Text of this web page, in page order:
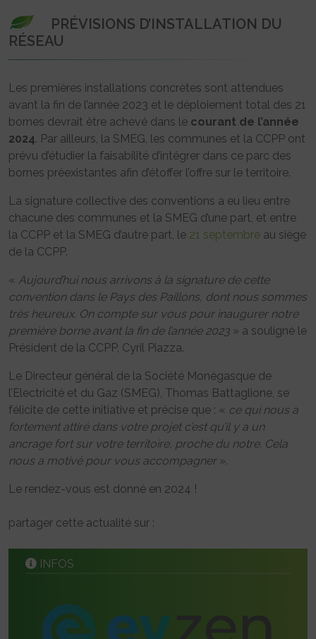
PRÉVISIONS D’INSTALLATION DU
RÉSEAU
Les premières installations concrètes sont attendues
avant la fin de l’année 2023 et le déploiement total des 21
bornes devrait être achevé dans le courant de l’année
2024. Par ailleurs, la SMEG, les communes et la CCPP ont
prévu d’étudier la faisabilité d’intégrer dans ce parc des
bornes préexistantes afin d’étoffer l’offre sur le territoire.
La signature collective des conventions a eu lieu entre
chacune des communes et la SMEG d’une part, et entre
la CCPP et la SMEG d’autre part, le 21 septembre au siège
de la CCPP.
« Aujourd’hui nous arrivons à la signature de cette
convention dans le Pays des Paillons, dont nous sommes
très heureux. On compte sur vous pour inaugurer notre
première borne avant la fin de l’année 2023 » a souligné le
Président de la CCPP, Cyril Piazza.
Le Directeur général de la Société Monégasque de
l’Electricité et du Gaz (SMEG), Thomas Battaglione, se
félicite de cette initiative et précise que : « ce qui nous a
fortement attiré dans votre projet c’est qu’il y a un
ancrage fort sur votre territoire, proche du notre. Cela
nous a motivé pour vous accompagner».
Le rendez-vous est donné en 2024 !
partager cette actualité sur :
INFOS